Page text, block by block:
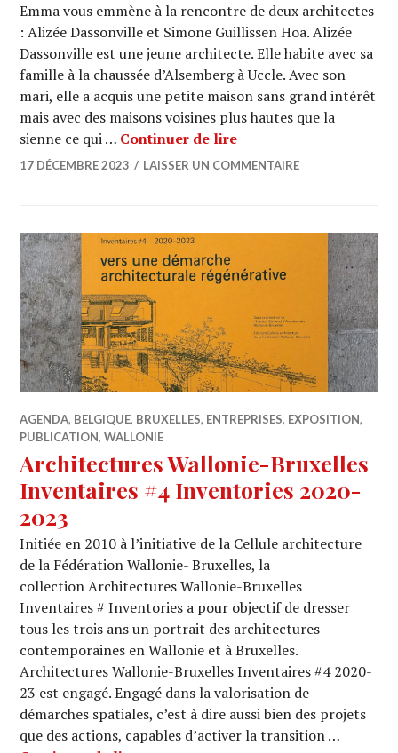
Emma vous emmène à la rencontre de deux architectes
: Alizée Dassonville et Simone Guillissen Hoa. Alizée
Dassonville est une jeune architecte. Elle habite avec sa
famille à la chaussée d’Alsemberg à Uccle. Avec son
mari, elle a acquis une petite maison sans grand intérêt
mais avec des maisons voisines plus hautes que la
sienne ce qui … Continuer de lireARCHI URBAIN (18/
17 DÉCEMBRE 2023 LAISSER UN COMMENTAIRE
AGENDA, BELGIQUE, BRUXELLES, ENTREPRISES, EXPOSITION,
PUBLICATION,WALLONIE
Architectures Wallonie-Bruxelles
Inventaires #4 Inventories 2020-
2023
Initiée en 2010 à l’initiative de la Cellule architecture
de la Fédération Wallonie- Bruxelles, la
collection Architectures Wallonie-Bruxelles
Inventaires # Inventories a pour objectif de dresser
tous les trois ans un portrait des architectures
contemporaines en Wallonie et à Bruxelles.
Architectures Wallonie-Bruxelles Inventaires #4 2020-
23 est engagé. Engagé dans la valorisation de
démarches spatiales, c’est à dire aussi bien des projets
que des actions, capables d’activer la transition …